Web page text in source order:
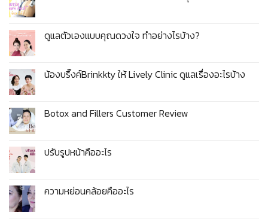
ดูแลตัวเองแบบคุณดวงใจ ทำอย่างไรบ้าง?
น้องบริ๊งค์Brinkkty ให้ Lively Clinic ดูแลเรื่องอะไรบ้าง
Botox and Fillers Customer Review
ปรับรูปหน้าคืออะไร
ความหย่อนคล้อยคืออะไร